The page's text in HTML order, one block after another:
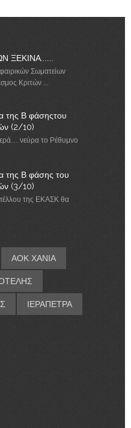
ΞΕΚΙΝΑ.......
Σωματείων
Κριτών ...
της Β φάσηςτου
(2/10)
νεύρα το Ρέθυμνο
της Β φάσης του
(3/10)
της ΕΚΑΣΚ θα
ΑΟΚ ΧΑΝΙΑ
ΙΕΡΑΠΕΤΡΑ